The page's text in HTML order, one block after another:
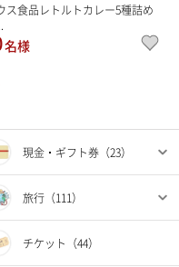
現金・ギフト券（23）
旅行（111）
チケット（44）
ス食品レトルトカレー5種詰め
名様